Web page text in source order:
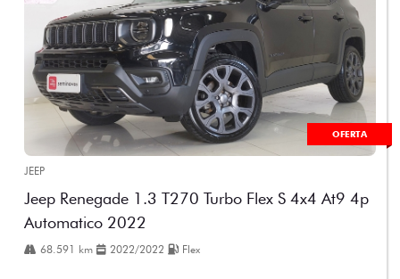
OFERTA
JEEP
Jeep Renegade 1.3 T270 Turbo Flex S 4x4 At9 4p
Automatico 2022
68.591 km 2022/2022 Flex